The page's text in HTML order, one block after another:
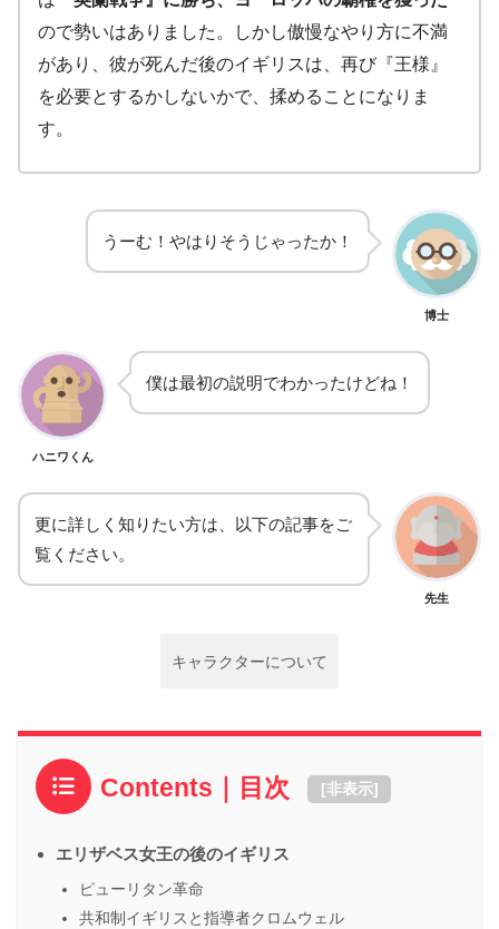
ので勢いはありました。しかし傲慢なやり方に不満
があり、彼が死んだ後のイギリスは、再び『王様』
を必要とするかしないかで、揉めることになりま
す。
うーむ！やはりそうじゃったか！
博士
ハニワくん
僕は最初の説明でわかったけどね！
更に詳しく知りたい方は、以下の記事をご
覧ください。
先生
キャラクターについて
Contents｜目次 [非表示]
エリザベス女王の後のイギリス
ピューリタン革命
共和制イギリスと指導者クロムウェル